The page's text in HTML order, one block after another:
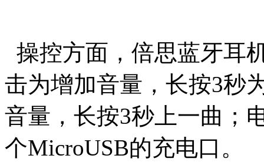
操控方面，倍思蓝牙耳
击为增加音量，长按3秒
音量，长按3秒上一曲；
个MicroUSB的充电口。